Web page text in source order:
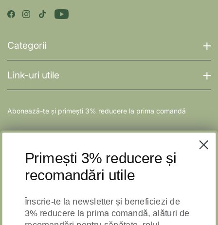
Categorii
Link-uri utile
Abonează-te și primești 3% reducere la prima comandă
E-mail
ÎNSCRIE-TE
Primești 3% reducere și
recomandări utile
Înscrie-te la newsletter și beneficiezi de
3% reducere la prima comandă, alături de